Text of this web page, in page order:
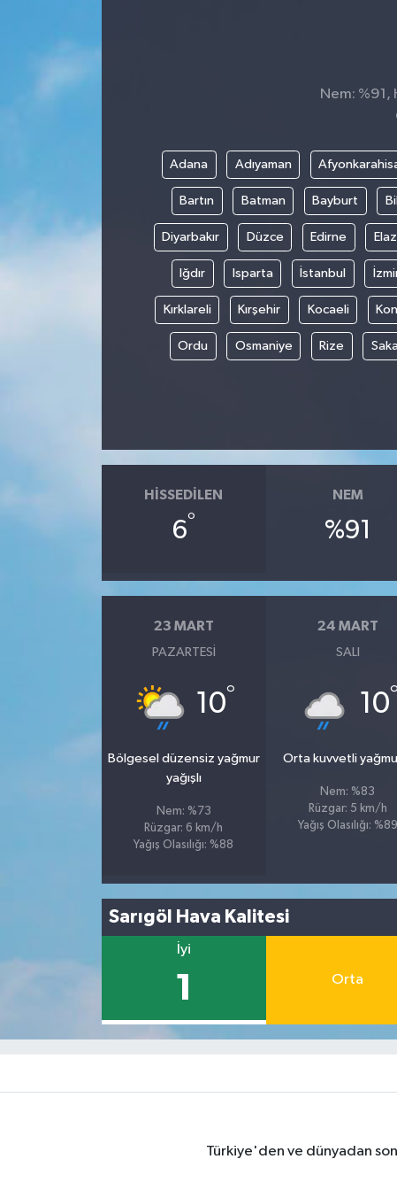
Nem: %91,
Adana Adıyaman
Bartın Batman Bayburt
Diyarbakır Düzce Edirne
Iğdır Isparta İstanbul
Kırklareli Kırşehir Kocaeli
Ordu Osmaniye Rize
HISSEDILEN
6°
NEM
%91
23 MART
PAZARTESI
10°
Bölgesel düzensiz yağmur
yağışlı
Nem: %73
Rüzgar: 6 km/h
Yağış Olasılığı: %88
24 MART
SALI
10°
Orta kuvvetli
Nem: %83
Rüzgar: 5 km/h
Yağış Olasılığı: %89
Sarıgöl Hava Kalitesi
İyi
1 Orta
Türkiye'den ve dünyadan